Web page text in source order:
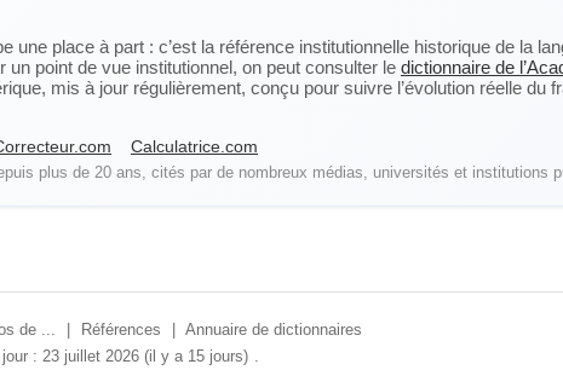
une place à part : c’est la référence institutionnelle historique de la
point de vue institutionnel, on peut consulter le dictionnaire de
mis à jour régulièrement, conçu pour suivre l’évolution réelle du
Calculatrice.com
plus de 20 ans, cités par de nombreux médias, universités et institutions
de ... Références
Annuaire de dictionnaires
: 23 juillet 2026 (il y a 15 jours) .